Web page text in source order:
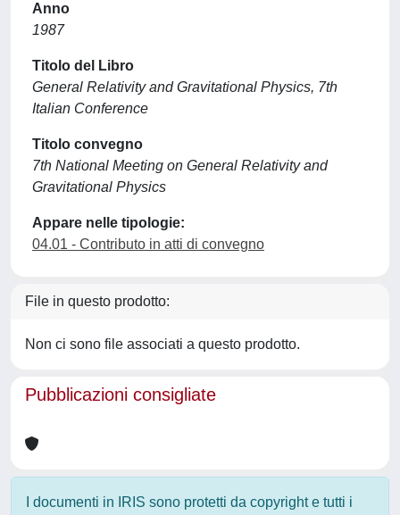
Anno
1987
Titolo del Libro
General Relativity and Gravitational Physics, 7th
Italian Conference
Titolo convegno
7th National Meeting on General Relativity and
Gravitational Physics
Appare nelle tipologie:
04.01 - Contributo in atti di convegno
File in questo prodotto:
Non ci sono file associati a questo prodotto.
Pubblicazioni consigliate
I documenti in IRIS sono protetti da copyright e tutti i